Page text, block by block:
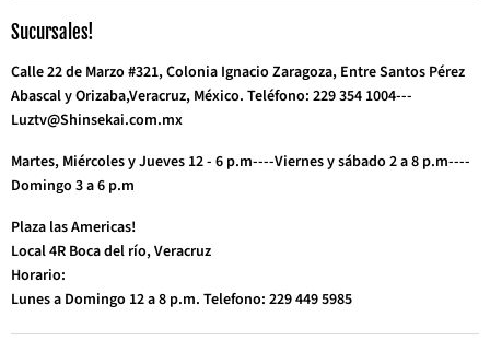
Sucursales!
Calle 22 de Marzo #321, Colonia Ignacio Zaragoza, Entre Santos Pérez
Abascal y Orizaba,Veracruz, México. Teléfono: 229 354 1004---
Luztv@Shinsekai.com.mx
Martes, Miércoles y Jueves 12 - 6 p.m----Viernes y sábado 2 a 8 p.m----
Domingo 3 a 6 p.m
Plaza las Americas!
Local 4R Boca del río, Veracruz
Horario:
Lunes a Domingo 12 a 8 p.m. Telefono: 229 449 5985